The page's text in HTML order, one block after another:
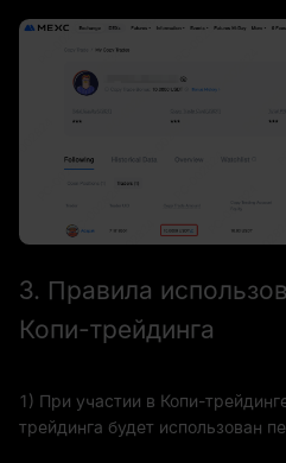
3. Правила
Копи-трейдинга
1) При участии в Копи-
трейдинга будет использован